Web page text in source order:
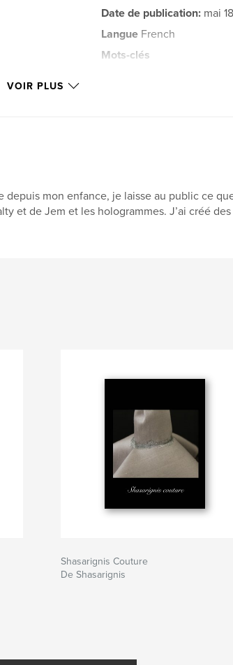
Date de publication: mai
Langue French
Mots-clés
VOIR PLUS
mon enfance, je laisse au public ce
et de Jem et les hologrammes. J’ai créé
Shasarignis Couture
De Shasarignis